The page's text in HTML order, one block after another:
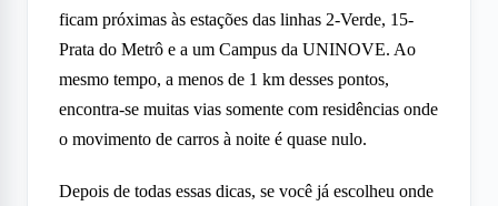
ficam próximas às estações das linhas 2-Verde, 15-
Prata do Metrô e a um Campus da UNINOVE. Ao
mesmo tempo, a menos de 1 km desses pontos,
encontra-se muitas vias somente com residências onde
o movimento de carros à noite é quase nulo.
Depois de todas essas dicas, se você já escolheu onde